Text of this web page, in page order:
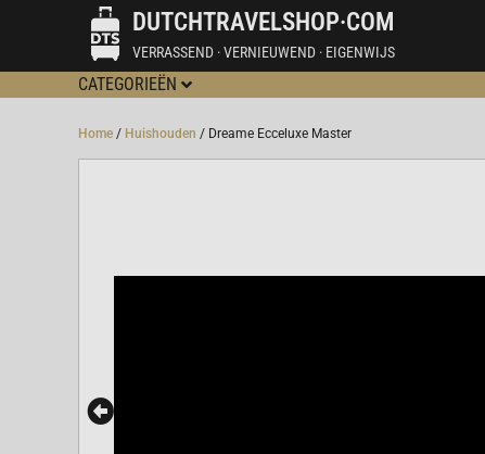
DUTCHTRAVELSHOP·COM
VERRASSEND · VERNIEUWEND · EIGENWIJS
CATEGORIEËN
Home / Huishouden / Dreame Ecceluxe Master